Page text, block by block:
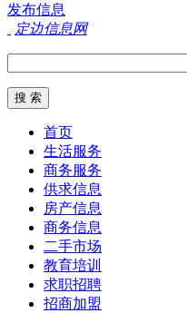
发布信息
定边信息网
首页
生活服务
商务服务
供求信息
房产信息
商务信息
二手市场
教育培训
求职招聘
招商加盟